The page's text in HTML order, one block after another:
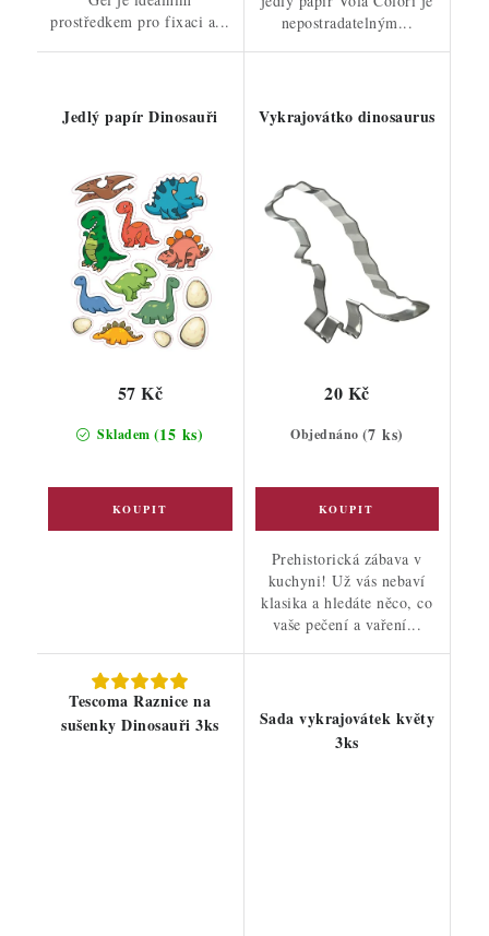
prostředkem pro fixaci a...
nepostradatelným...
Jedlý papír Dinosauři
Skladem (15 ks)
57 Kč
Vykrajovátko dinosaurus
Objednáno (7 ks)
20 Kč
Prehistorická zábava v
kuchyni! Už vás nebaví
klasika a hledáte něco, co
vaše pečení a vaření...
Tescoma Raznice na
sušenky Dinosauři 3ks
Sada vykrajovátek květy
3ks